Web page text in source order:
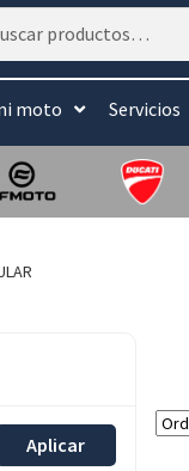
moto Servicios
Aplicar